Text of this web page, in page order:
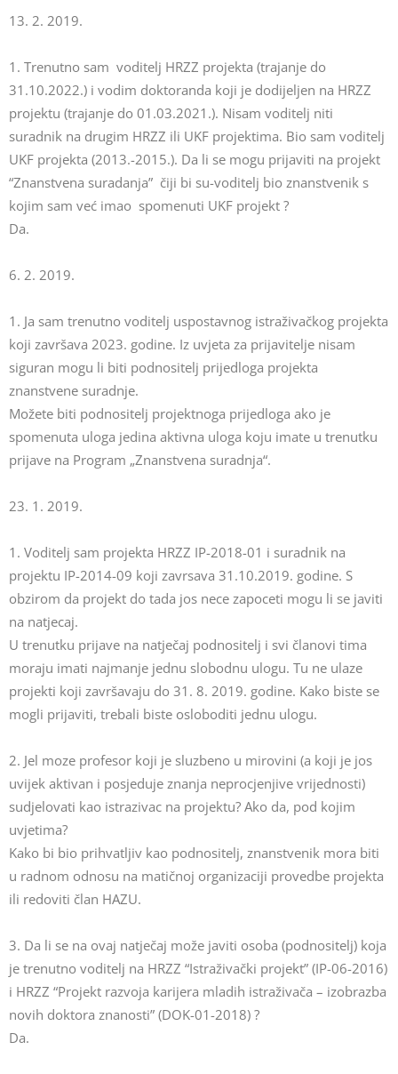
13. 2. 2019.
1. Trenutno sam voditelj HRZZ projekta (trajanje do
31.10.2022.) i vodim doktoranda koji je dodijeljen na HRZZ
projektu (trajanje do 01.03.2021.). Nisam voditelj niti
suradnik na drugim HRZZ ili UKF projektima. Bio sam voditelj
UKF projekta (2013.-2015.). Da li se mogu prijaviti na projekt
“Znanstvena suradanja” čiji bi su-voditelj bio znanstvenik s
kojim sam već imao spomenuti UKF projekt ?
Da.
6. 2. 2019.
1. Ja sam trenutno voditelj uspostavnog istraživačkog projekta
koji završava 2023. godine. Iz uvjeta za prijavitelje nisam
siguran mogu li biti podnositelj prijedloga projekta
znanstvene suradnje.
Možete biti podnositelj projektnoga prijedloga ako je
spomenuta uloga jedina aktivna uloga koju imate u trenutku
prijave na Program „Znanstvena suradnja“.
23. 1. 2019.
1. Voditelj sam projekta HRZZ IP-2018-01 i suradnik na
projektu IP-2014-09 koji zavrsava 31.10.2019. godine. S
obzirom da projekt do tada jos nece zapoceti mogu li se javiti
na natjecaj.
U trenutku prijave na natječaj podnositelj i svi članovi tima
moraju imati najmanje jednu slobodnu ulogu. Tu ne ulaze
projekti koji završavaju do 31. 8. 2019. godine. Kako biste se
mogli prijaviti, trebali biste osloboditi jednu ulogu.
2. Jel moze profesor koji je sluzbeno u mirovini (a koji je jos
uvijek aktivan i posjeduje znanja neprocjenjive vrijednosti)
sudjelovati kao istrazivac na projektu? Ako da, pod kojim
uvjetima?
Kako bi bio prihvatljiv kao podnositelj, znanstvenik mora biti
u radnom odnosu na matičnoj organizaciji provedbe projekta
ili redoviti član HAZU.
3. Da li se na ovaj natječaj može javiti osoba (podnositelj) koja
je trenutno voditelj na HRZZ “Istraživački projekt” (IP-06-2016)
i HRZZ “Projekt razvoja karijera mladih istraživača – izobrazba
novih doktora znanosti” (DOK-01-2018) ?
Da.